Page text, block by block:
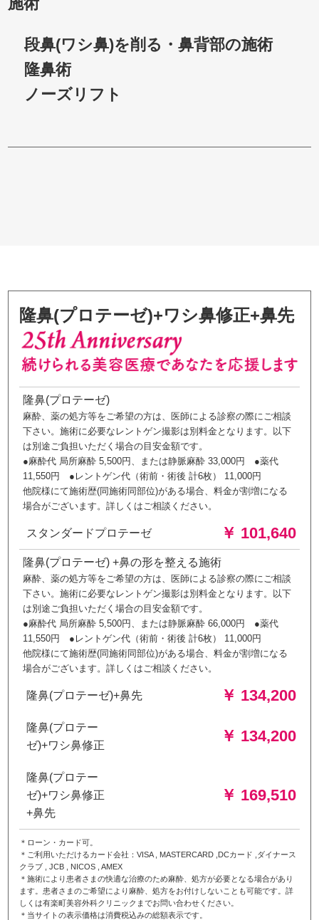
段鼻(ワシ鼻)を削る・鼻背部の施術
隆鼻術
ノーズリフト
隆鼻(プロテーゼ)+ワシ鼻修正+鼻先
隆鼻(プロテーゼ)
麻酔、薬の処方等をご希望の方は、医師による診察の際にご相談
下さい。施術に必要なレントゲン撮影は別料金となります。以下
は別途ご負担いただく場合の目安金額です。
●麻酔代 局所麻酔 5,500円、または静脈麻酔 33,000円 ●薬代
11,550円 ●レントゲン代（術前・術後 計6枚） 11,000円
他院様にて施術歴(同施術同部位)がある場合、料金が割増になる
場合がございます。詳しくはご相談ください。
スタンダードプロテーゼ ￥ 101,640
隆鼻(プロテーゼ) +鼻の形を整える施術
麻酔、薬の処方等をご希望の方は、医師による診察の際にご相談
下さい。施術に必要なレントゲン撮影は別料金となります。以下
は別途ご負担いただく場合の目安金額です。
●麻酔代 局所麻酔 5,500円、または静脈麻酔 66,000円 ●薬代
11,550円 ●レントゲン代（術前・術後 計6枚） 11,000円
他院様にて施術歴(同施術同部位)がある場合、料金が割増になる
場合がございます。詳しくはご相談ください。
隆鼻(プロテーゼ)+鼻先 ￥ 134,200
隆鼻(プロテー
ゼ)+ワシ鼻修正
￥ 134,200
隆鼻(プロテー
ゼ)+ワシ鼻修正
+鼻先
￥ 169,510
＊ローン・カード可。
＊ご利用いただけるカード会社：VISA , MASTERCARD ,DCカード ,ダイナース
クラブ , JCB , NICOS , AMEX
＊施術により患者さまの快適な治療のため麻酔、処方が必要となる場合があり
ます。患者さまのご希望により麻酔、処方をお付けしないことも可能です。詳
しくは有楽町美容外科クリニックまでお問い合わせください。
＊当サイトの表示価格は消費税込みの総額表示です。